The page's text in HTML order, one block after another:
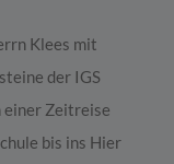
Klees mit
der IGS
einer Zeitreise
bis ins Hier